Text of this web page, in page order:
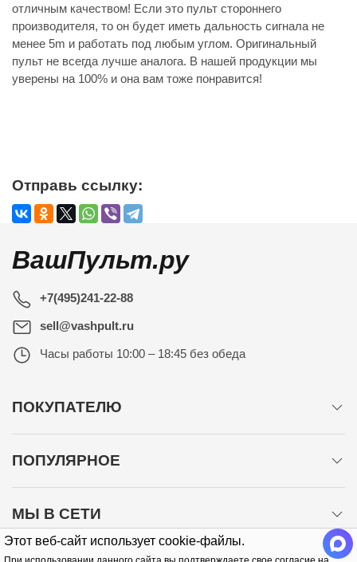
Этот веб-сайт использует cookie-файлы.
отличным качеством! Если это пульт стороннего
производителя, то он будет иметь дальность сигнала не
менее 5m и работать под любым углом. Оригинальный
пульт не всегда лучше аналога. В нашей продукции мы
уверены на 100% и она вам тоже понравится!
Отправь ссылку:
ВашПульт.ру
+7(495)241-22-88
sell@vashpult.ru
Часы работы 10:00 – 18:45 без обеда
ПОКУПАТЕЛЮ
ПОПУЛЯРНОЕ
МЫ В СЕТИ